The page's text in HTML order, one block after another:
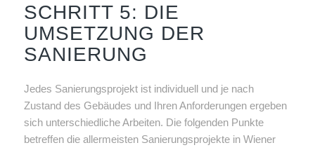
SCHRITT 5: DIE
UMSETZUNG DER
SANIERUNG
Jedes Sanierungsprojekt ist individuell und je nach
Zustand des Gebäudes und Ihren Anforderungen ergeben
sich unterschiedliche Arbeiten. Die folgenden Punkte
betreffen die allermeisten Sanierungsprojekte in Wiener